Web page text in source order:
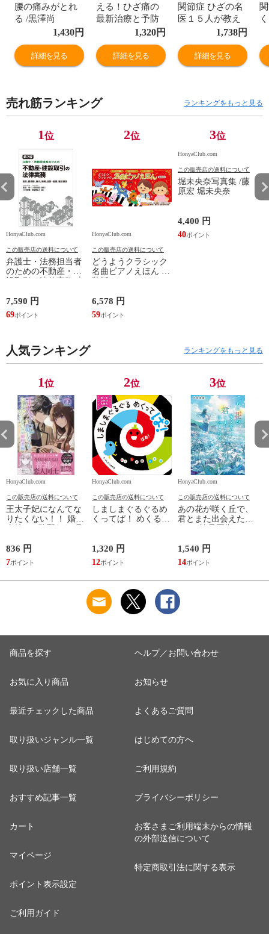
腰の痛みがとれ
る /黒澤尚
1,430円
詳細を見る
える！ひざ痛の
最新治療と予防
法 /黒澤尚1,320円
詳細を見る
関節症 ひざの名
医１５人が教え
る最高の治し方
大全 /黒澤尚 林
恭史 佐粧孝久
1,738円
詳細を見る
売れ筋ランキング ランキングをもっと見る
1位
HonyaClub.com
この販売店の送料について
弁護士・法務担当者
のための不動産・建
開発、設計・監理、
建設請負 第２版 /富
田裕 小里佳嵩
7,590 円
69
2位
HonyaClub.com
この販売店の送料について
どうようクラシック
名曲ピアノえほん 新
ワシマミワコ
6,578 円
59
3位
HonyaClub.com
この販売店の送料について
堀未央奈写真集 /藤
原宏 堀未央奈
4,400 円
40
人気ランキング ランキングをもっと見る
1位
HonyaClub.com
この販売店の送料について
王太子妃になんてな
りたくない！！ 婚約
836 円
7
2位
HonyaClub.com
この販売店の送料について
しましまぐるぐるめ
くってぱ！ めくるし
1,320 円
12
3位
HonyaClub.com
この販売店の送料について
あの花が咲く丘で、
君とまた出会えた
1,540 円
14
商品を探す
お気に入り商品
最近チェックした商品
取り扱いジャンル一覧
取り扱い店舗一覧
おすすめ記事一覧
カート
マイページ
ポイント表示設定
ご利用ガイド
ヘルプ／お問い合わせ
お知らせ
よくあるご質問
はじめての方へ
ご利用規約
プライバシーポリシー
お客さまご利用端末からの情報
の外部送信について
特定商取引法に関する表示